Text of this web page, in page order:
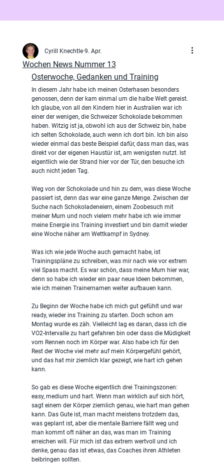
Wochen News Nummer 13
Cyrill Knechtle 9. Apr.
Osterwoche, Gedanken und Training
In diesem Jahr habe ich meinen Osterhasen besonders
genossen, denn der kam einmal um die halbe Welt gereist.
Ich glaube, von all den Kindern hier in Australien war ich
einer der wenigen, die Schweizer Schokolade bekommen
haben. Witzig ist ja, obwohl ich aus der Schweiz bin, habe
ich selten Schokolade, auch wenn ich dort bin. Ich bin also
wieder einmal das beste Beispiel dafür, dass man das, was
direkt vor der eigenen Haustür ist, am wenigsten nutzt. Ist
eigentlich wie der Strand hier vor der Tür, den besuche ich
auch nicht jeden Tag.
Weg von der Schokolade und hin zu dem, was diese Woche
passiert ist, denn das war eine ganze Menge. Zwischen der
Suche nach Schokoladeneiern, einem Zoobesuch mit
meiner Mum und noch vielem mehr habe ich wie immer
meine Energie ins Training investiert und bin damit wieder
eine Woche näher am Wettkampf in Sydney.
Was ich wie jede Woche auch gemacht habe, ist
Trainingspläne zu schreiben, was mir nach wie vor extrem
viel Spass macht. Es war schön, dass meine Mum hier war,
denn so habe ich wieder ein paar neue Ideen bekommen,
wie ich meinen Trainernamen weiter aufbauen kann.
Zu Beginn der Woche habe ich mich gut gefühlt und war
ready, wieder ins Training zu starten. Doch schon am
Montag wurde es zäh. Vielleicht lag es daran, dass ich die
VO2-Intervalle zu hart gefahren bin oder dass die Müdigkeit
vom Rennen noch im Körper war. Also habe ich für den
Rest der Woche viel mehr auf mein Körpergefühl gehört,
und das hat mir ziemlich klar gezeigt, wie hart ich gehen
kann.
So gab es diese Woche eigentlich drei Trainingszonen:
easy, medium und hart. Wenn man wirklich auf sich hört,
sagt einem der Körper ziemlich genau, wie hart man gehen
kann. Das Gute ist, man macht meistens trotzdem das,
was geplant ist, aber die mentale Barriere fällt weg und
man kommt oft näher an das, was man im Training
erreichen will. Für mich ist das extrem wertvoll und ich
denke, genau das ist etwas, das Coaches ihren Athleten
beibringen sollten.